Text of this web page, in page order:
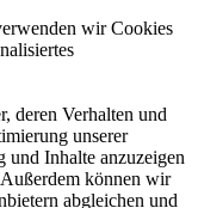
wir Cookies
deren Verhalten und
unserer
und Inhalte anzuzeigen
können wir
abgleichen und